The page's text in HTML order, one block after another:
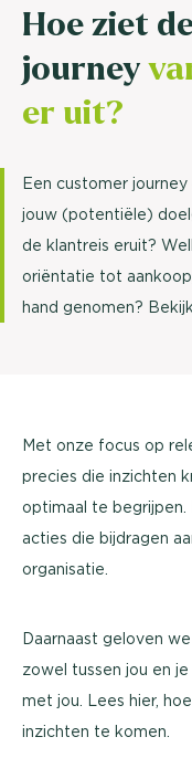
Hoe ziet
journey
er uit?
Een customer
jouw (potentiële)
de klantreis eruit?
oriëntatie tot
hand genomen?
Met onze focus op
precies die inzichten
optimaal te
acties die bijdragen
organisatie.
Daarnaast geloven
zowel tussen jou en
met jou. Lees hier,
inzichten te komen.